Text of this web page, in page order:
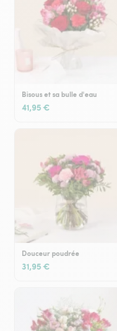
Bisous et sa bulle d'eau
41,95 €
Douceur poudrée
31,95 €